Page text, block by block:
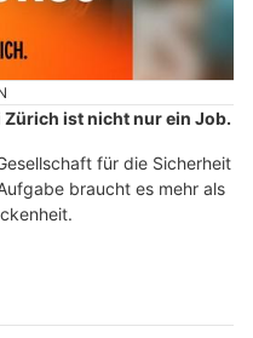
ist nicht nur ein Job.
für die Sicherheit
braucht es mehr als